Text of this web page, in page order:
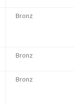
Bronz
Bronz
Bronz